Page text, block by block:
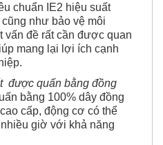
chuẩn IE2 hiệu suất
như bảo vệ môi
vấn đề rất cần được quan
mang lại lợi ích cạnh
được quấn bằng đồng
bằng 100% dây đồng
cấp, động cơ có thể
giờ với khả năng